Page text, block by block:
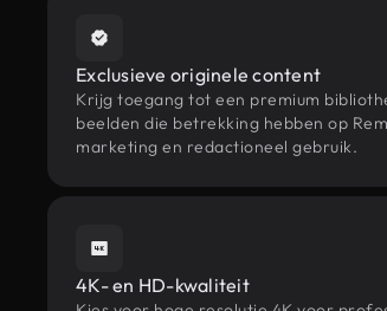
Exclusieve originele content
Krijg toegang tot een premium
beelden die betrekking hebben op
marketing en redactioneel gebruik.
4K- en HD-kwaliteit